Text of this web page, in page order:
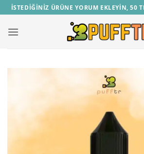
İçeriğe
atla
İSTEDİĞİNİZ ÜRÜNE YORUM EKLEYİN, 50